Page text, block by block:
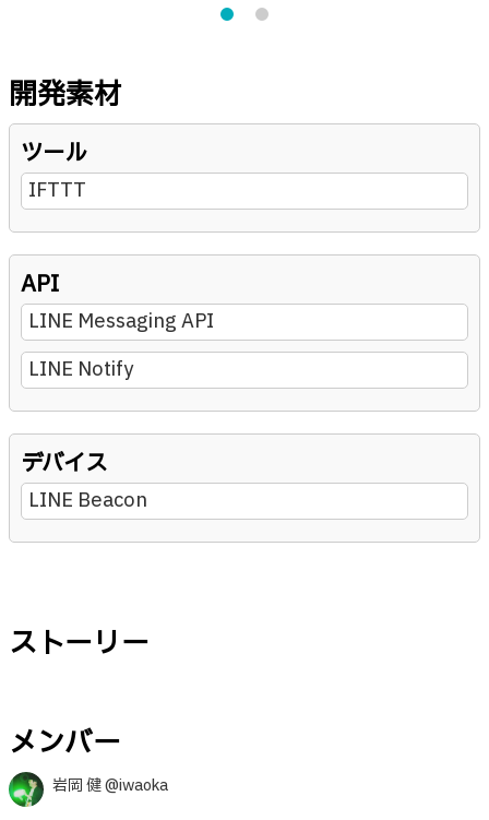
開発素材
ツール
IFTTT
API
LINE Messaging API
LINE Notify
デバイス
LINE Beacon
ストーリー
メンバー
岩岡 健 @iwaoka